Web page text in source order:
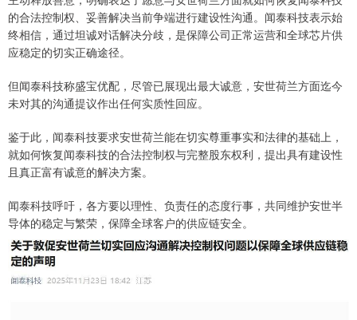
的合法控制权、妥善解决当前争端进行建设性沟通。闻泰科技表示始
终相信，通过坦诚对话解决分歧，是保障公司正常运营和全球芯片供
应稳定的切实正确途径。
但闻泰科技称盛宝优配，尽管已展现出最大诚意，安世荷兰方面迄今
未对其的沟通提议作出任何实质性回应。
鉴于此，闻泰科技要求安世荷兰能在切实尊重事实和法律的基础上，
就如何恢复闻泰科技的合法控制权与完整股东权利，提出具有建设性
且真正富有诚意的解决方案。
闻泰科技呼吁，各方要以理性、负责任的态度行事，共同维护安世半
导体的稳定与繁荣，保障全球客户的供应链安全。